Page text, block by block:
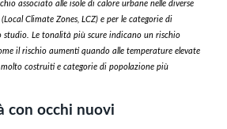
associato alle isole di calore urbane nelle diverse
Climate Zones, LCZ) e per le categorie di
studio. Le tonalità più scure indicano un rischio
il rischio aumenti quando alle temperature elevate
costruiti e categorie di popolazione più
con occhi nuovi